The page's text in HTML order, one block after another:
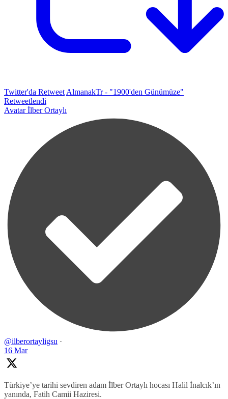
Twitter'da Retweet AlmanakTr - "1900'den Günümüze"
Retweetlendi
Avatar İlber Ortaylı
@ilberortayligsu ·
16 Mar
Türkiye’ye tarihi sevdiren adam İlber Ortaylı hocası Halil İnalcık’ın
yanında, Fatih Camii Haziresi.